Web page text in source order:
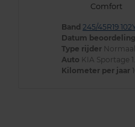
Comfort
Band 245/45R19
Datum beoordeling
Type rijder Normaal
Auto KIA Sportage
Kilometer per jaar